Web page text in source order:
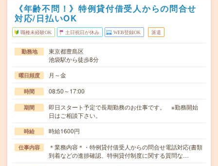
《年齢不問！》特例貸付借受人からの問合せ
対応/日払いOK
職種未経験OK 土日祝日が休み WEB登録OK 派遣
勤務地
東京都豊島区
池袋駅から徒歩8分
曜日頻度 月～金
時間 08:50～17:00
期間
即日スタート予定で長期勤務のお仕事です。 ※勤務開始
日はご相談下さい。
時給 時給1600円
仕事内容
＊業務内容＊・特例貸付借受人からの問合せ電話対応(書類
到着などの進捗確認、特例貸付制度に関する質問な…